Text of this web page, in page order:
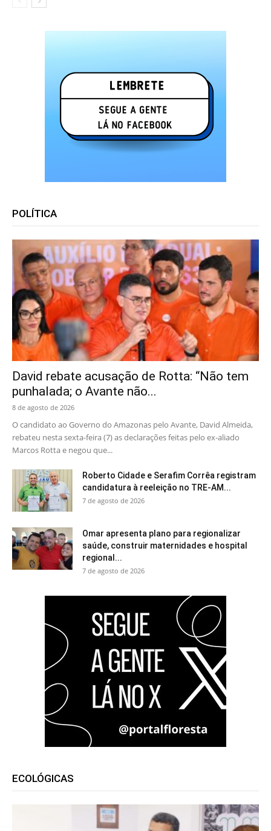
POLÍTICA
David rebate acusação de Rotta: “Não tem
punhalada; o Avante não...
8 de agosto de 2026
O candidato ao Governo do Amazonas pelo Avante, David Almeida,
rebateu nesta sexta-feira (7) as declarações feitas pelo ex-aliado
Marcos Rotta e negou que...
Roberto Cidade e Serafim Corrêa registram
candidatura à reeleição no TRE-AM...
7 de agosto de 2026
Omar apresenta plano para regionalizar
saúde, construir maternidades e hospital
regional...
7 de agosto de 2026
ECOLÓGICAS